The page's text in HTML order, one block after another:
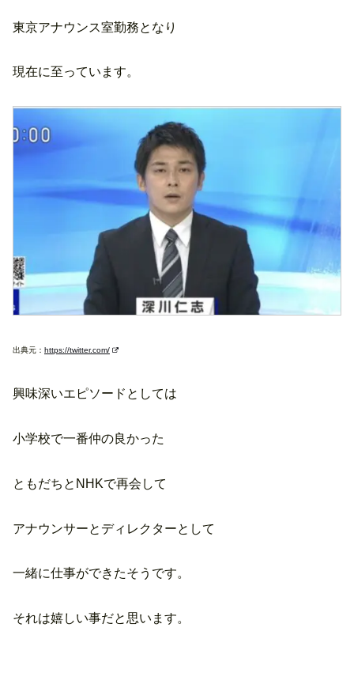
東京アナウンス室勤務となり
現在に至っています。
出典元： https://twitter.com/
興味深いエピソードとしては
小学校で一番仲の良かった
ともだちとNHKで再会して
アナウンサーとディレクターとして
一緒に仕事ができたそうです。
それは嬉しい事だと思います。